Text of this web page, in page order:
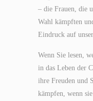
– die Frauen, die
Wahl kämpften
Eindruck auf
Wenn Sie lesen,
in das Leben der
ihre Freuden und
kämpfen, wenn